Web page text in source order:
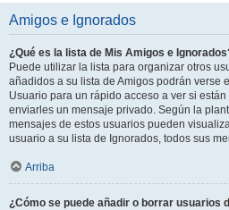
Amigos e Ignorados
¿Qué es la lista de Mis Amigos e
Puede utilizar la lista para organizar otros
añadidos a su lista de Amigos podrán verse
Usuario para un rápido acceso a ver si
enviarles un mensaje privado. Según la
mensajes de estos usuarios pueden
usuario a su lista de Ignorados, todos sus
Arriba
¿Cómo se puede añadir o borrar usuarios